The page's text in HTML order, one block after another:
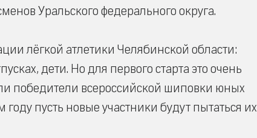
Уральского федерального округа.
лёгкой атлетики Челябинской области:
дети. Но для первого старта это очень
победители всероссийской шиповки юных
пусть новые участники будут пытаться их